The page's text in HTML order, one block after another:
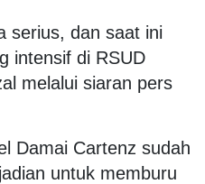
serius, dan saat ini
intensif di RSUD
melalui siaran pers
Damai Cartenz sudah
untuk memburu